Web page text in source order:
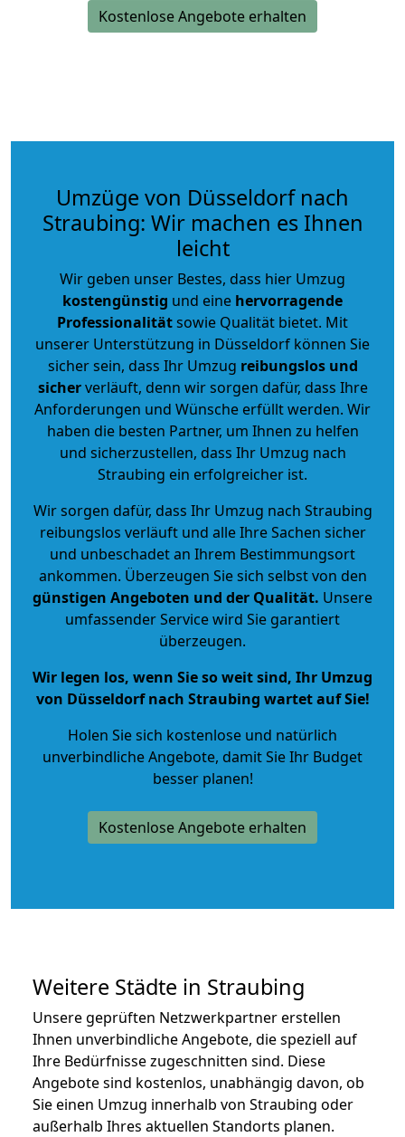
Kostenlose Angebote erhalten
Umzüge von Düsseldorf nach
Straubing: Wir machen es Ihnen
leicht
Wir geben unser Bestes, dass hier Umzug
kostengünstig und eine hervorragende
Professionalitätsowie Qualität bietet. Mit
unserer Unterstützung in Düsseldorf können Sie
sicher sein, dass Ihr Umzug reibungslos und
sicherverläuft, denn wir sorgen dafür, dass Ihre
Anforderungen und Wünsche erfüllt werden. Wir
haben die besten Partner, um Ihnen zu helfen
und sicherzustellen, dass Ihr Umzug nach
Straubing ein erfolgreicher ist.
Wir sorgen dafür, dass Ihr Umzug nach Straubing
reibungslos verläuft und alle Ihre Sachen sicher
und unbeschadet an Ihrem Bestimmungsort
ankommen. Überzeugen Sie sich selbst von den
günstigen Angeboten und der Qualität. Unsere
umfassender Service wird Sie garantiert
überzeugen.
Wir legen los, wenn Sie so weit sind, Ihr Umzug
von Düsseldorf nach Straubing wartet auf Sie!
Holen Sie sich kostenlose und natürlich
unverbindliche Angebote, damit Sie Ihr Budget
besser planen!
Kostenlose Angebote erhalten
Weitere Städte in Straubing
Unsere geprüften Netzwerkpartner erstellen
Ihnen unverbindliche Angebote, die speziell auf
Ihre Bedürfnisse zugeschnitten sind. Diese
Angebote sind kostenlos, unabhängig davon, ob
Sie einen Umzug innerhalb von Straubing oder
außerhalb Ihres aktuellen Standorts planen.